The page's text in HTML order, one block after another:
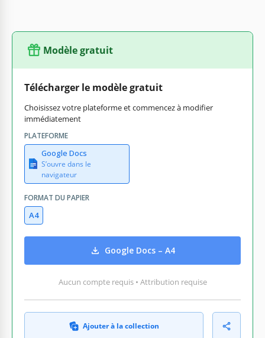
Modèle gratuit
Télécharger le modèle gratuit
Choisissez votre plateforme et commencez à modifier
immédiatement
PLATEFORME
Google Docs
S’ouvre dans le
navigateur
FORMAT DU PAPIER
A4
Google Docs – A4
Aucun compte requis • Attribution requise
Ajouter à la collection